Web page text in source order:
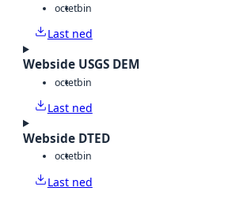
octetbin
Last ned
Webside USGS DEM
octetbin
Last ned
Webside DTED
octetbin
Last ned